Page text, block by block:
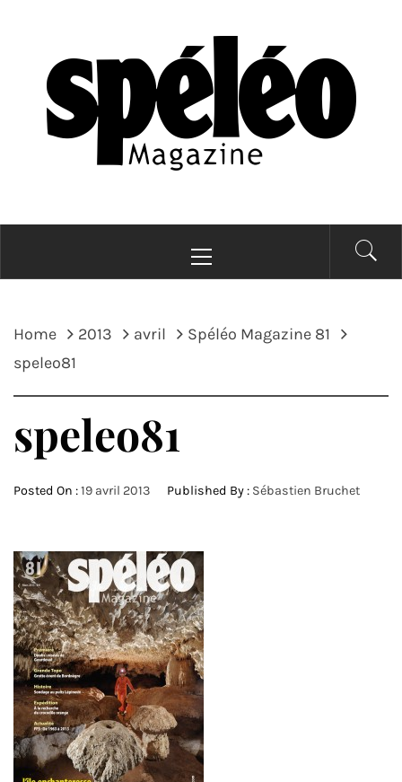
content
SPELEOMAG
La spéléologie d'exploration Grand Format
Menu
Home 2013 avril
Spéléo Magazine 81
speleo81
speleo81
Posted On :19 avril 2013 Published By : Sébastien Bruchet